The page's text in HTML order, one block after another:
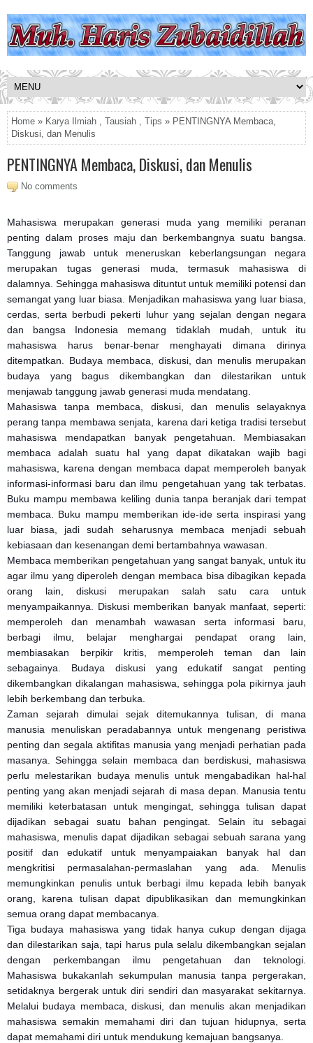
Home » Karya Ilmiah Tausiah Tips » PENTINGNYA Membaca,
Diskusi, dan Menulis
PENTINGNYA Membaca, Diskusi, dan Menulis
No comments
Mahasiswa merupakan generasi muda yang memiliki peranan
penting dalam proses maju dan berkembangnya suatu bangsa.
Tanggung jawab untuk meneruskan keberlangsungan negara
merupakan tugas generasi muda, termasuk mahasiswa di
dalamnya. Sehingga mahasiswa dituntut untuk memiliki potensi dan
semangat yang luar biasa. Menjadikan mahasiswa yang luar biasa,
cerdas, serta berbudi pekerti luhur yang sejalan dengan negara
dan bangsa Indonesia memang tidaklah mudah, untuk itu
mahasiswa harus benar-benar menghayati dimana dirinya
ditempatkan. Budaya membaca, diskusi, dan menulis merupakan
budaya yang bagus dikembangkan dan dilestarikan untuk
menjawab tanggung jawab generasi muda mendatang.
Mahasiswa tanpa membaca, diskusi, dan menulis selayaknya
perang tanpa membawa senjata, karena dari ketiga tradisi tersebut
mahasiswa mendapatkan banyak pengetahuan. Membiasakan
membaca adalah suatu hal yang dapat dikatakan wajib bagi
mahasiswa, karena dengan membaca dapat memperoleh banyak
informasi-informasi baru dan ilmu pengetahuan yang tak terbatas.
Buku mampu membawa keliling dunia tanpa beranjak dari tempat
membaca. Buku mampu memberikan ide-ide serta inspirasi yang
luar biasa, jadi sudah seharusnya membaca menjadi sebuah
kebiasaan dan kesenangan demi bertambahnya wawasan.
Membaca memberikan pengetahuan yang sangat banyak, untuk itu
agar ilmu yang diperoleh dengan membaca bisa dibagikan kepada
orang lain, diskusi merupakan salah satu cara untuk
menyampaikannya. Diskusi memberikan banyak manfaat, seperti:
memperoleh dan menambah wawasan serta informasi baru,
berbagi ilmu, belajar menghargai pendapat orang lain,
membiasakan berpikir kritis, memperoleh teman dan lain
sebagainya. Budaya diskusi yang edukatif sangat penting
dikembangkan dikalangan mahasiswa, sehingga pola pikirnya jauh
lebih berkembang dan terbuka.
Zaman sejarah dimulai sejak ditemukannya tulisan, di mana
manusia menuliskan peradabannya untuk mengenang peristiwa
penting dan segala aktifitas manusia yang menjadi perhatian pada
masanya. Sehingga selain membaca dan berdiskusi, mahasiswa
perlu melestarikan budaya menulis untuk mengabadikan hal-hal
penting yang akan menjadi sejarah di masa depan. Manusia tentu
memiliki keterbatasan untuk mengingat, sehingga tulisan dapat
dijadikan sebagai suatu bahan pengingat. Selain itu sebagai
mahasiswa, menulis dapat dijadikan sebagai sebuah sarana yang
positif dan edukatif untuk menyampaiakan banyak hal dan
mengkritisi permasalahan-permaslahan yang ada. Menulis
memungkinkan penulis untuk berbagi ilmu kepada lebih banyak
orang, karena tulisan dapat dipublikasikan dan memungkinkan
semua orang dapat membacanya.
Tiga budaya mahasiswa yang tidak hanya cukup dengan dijaga
dan dilestarikan saja, tapi harus pula selalu dikembangkan sejalan
dengan perkembangan ilmu pengetahuan dan teknologi.
Mahasiswa bukakanlah sekumpulan manusia tanpa pergerakan,
setidaknya bergerak untuk diri sendiri dan masyarakat sekitarnya.
Melalui budaya membaca, diskusi, dan menulis akan menjadikan
mahasiswa semakin memahami diri dan tujuan hidupnya, serta
dapat memahami diri untuk mendukung kemajuan bangsanya.